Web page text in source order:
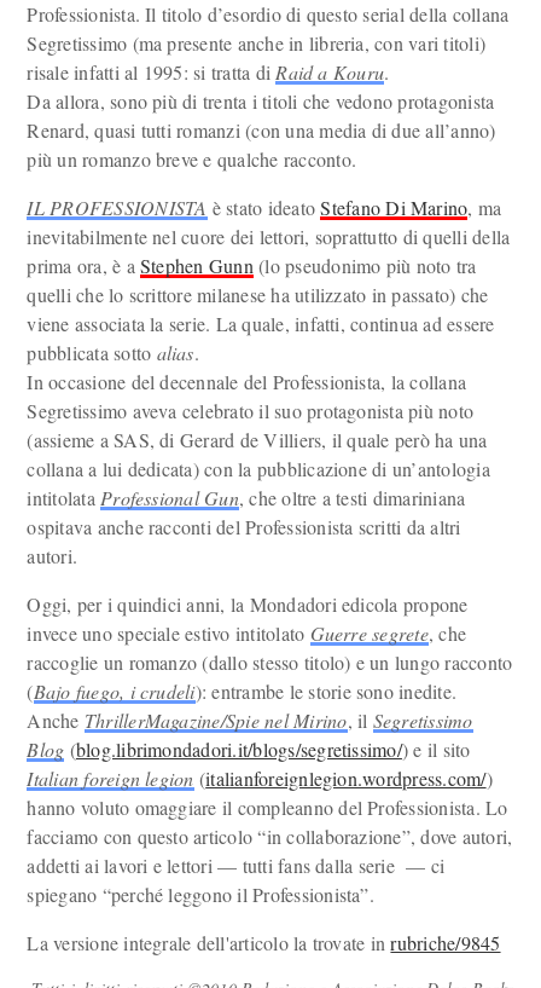
Professionista. Il titolo d’esordio di questo serial della collana
Segretissimo (ma presente anche in libreria, con vari titoli)
risale infatti al 1995: si tratta di Raid a Kouru.
Da allora, sono più di trenta i titoli che vedono protagonista
Renard, quasi tutti romanzi (con una media di due all’anno)
più un romanzo breve e qualche racconto.
IL PROFESSIONISTA è stato ideatoStefano Di Marino, ma
inevitabilmente nel cuore dei lettori, soprattutto di quelli della
prima ora, è aStephen Gunn (lo pseudonimo più noto tra
quelli che lo scrittore milanese ha utilizzato in passato) che
viene associata la serie. La quale, infatti, continua ad essere
pubblicata sotto alias.
In occasione del decennale del Professionista, la collana
Segretissimo aveva celebrato il suo protagonista più noto
(assieme a SAS, di Gerard de Villiers, il quale però ha una
collana a lui dedicata) con la pubblicazione di un’antologia
intitolata Professional Gun, che oltre a testi dimariniana
ospitava anche racconti del Professionista scritti da altri
autori.
Oggi, per i quindici anni, la Mondadori edicola propone
invece uno speciale estivo intitolato Guerre segrete, che
raccoglie un romanzo (dallo stesso titolo) e un lungo racconto
(Bajo fuego, i crudeli): entrambe le storie sono inedite.
Anche ThrillerMagazine/Spie nel Mirino, il Segretissimo
Blog (blog.librimondadori.it/blogs/segretissimo/) e il sito
Italian foreign legion (italianforeignlegion.wordpress.com/)
hanno voluto omaggiare il compleanno del Professionista. Lo
facciamo con questo articolo “in collaborazione”, dove autori,
addetti ai lavori e lettori — tutti fans dalla serie — ci
spiegano “perché leggono il Professionista”.
La versione integrale dell'articolo la trovate inrubriche/9845